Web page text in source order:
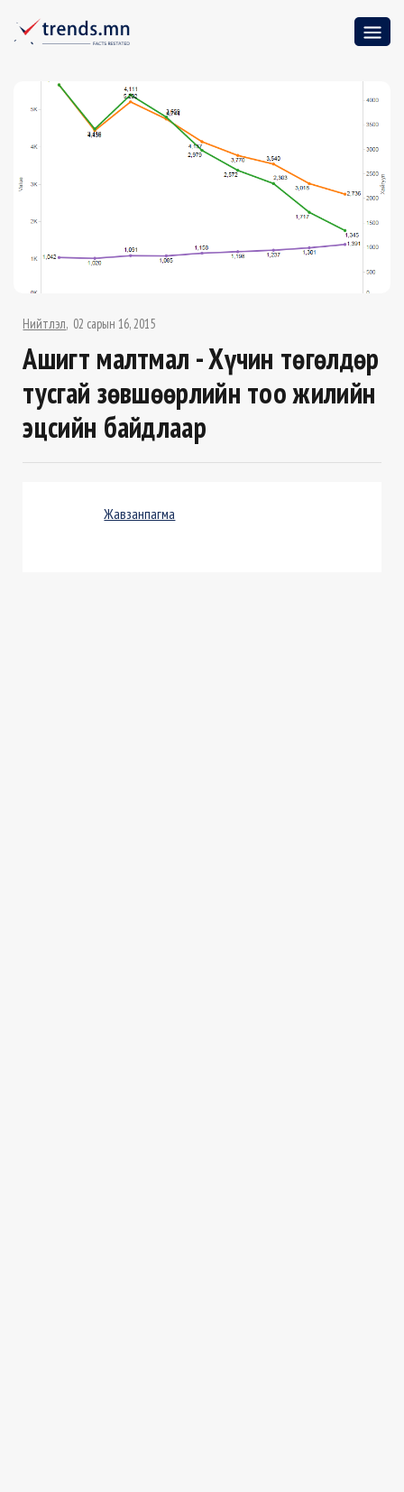
Нийтлэл 02 сарын 16, 2015
Ашигт малтмал - Хүчин төгөлдөр
тусгай зөвшөөрлийн тоо жилийн
эцсийн байдлаар
Жавзанпагма